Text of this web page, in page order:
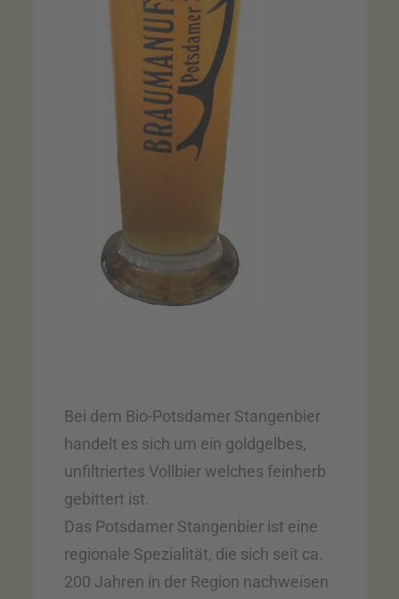
Bei dem Bio-Potsdamer Stangenbier
handelt es sich um ein goldgelbes,
unfiltriertes Vollbier welches feinherb
gebittert ist.
Das Potsdamer Stangenbier ist eine
regionale Spezialität, die sich seit ca.
200 Jahren in der Region nachweisen